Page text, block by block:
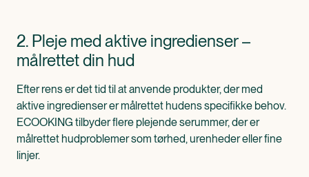
2. Pleje med aktive ingredienser –
målrettet din hud
Efter rens er det tid til at anvende produkter, der med
aktive ingredienser er målrettet hudens specifikke behov.
ECOOKING tilbyder flere plejende serummer, der er
målrettet hudproblemer som tørhed, urenheder eller fine
linjer.